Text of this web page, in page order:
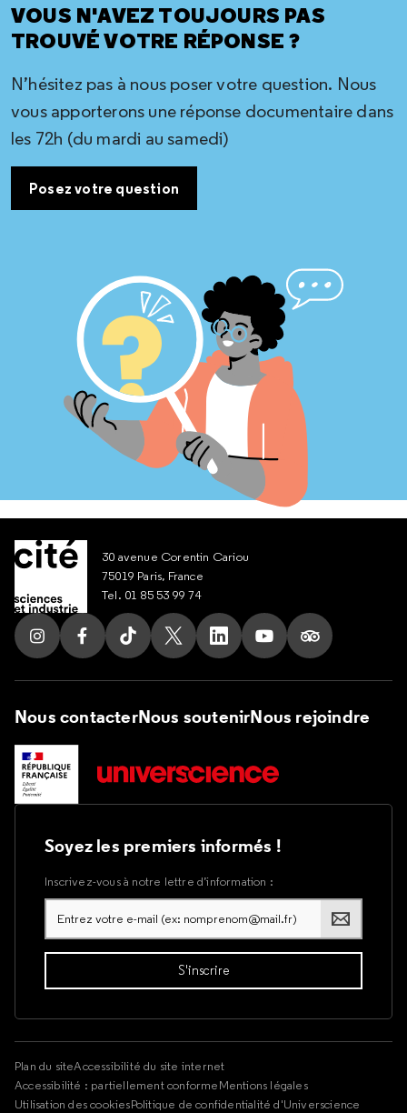
VOUS N'AVEZ TOUJOURS PAS
TROUVÉ VOTRE RÉPONSE ?
N’hésitez pas à nous poser votre question. Nous
vous apporterons une réponse documentaire dans
les 72h (du mardi au samedi)
Posez votre question
30 avenue Corentin Cariou
75019 Paris, France
Tel. 01 85 53 99 74
Suivez nous sur Instagram
Suivez nous sur Facebook
Suivez nous sur Tik Tok
Suivez nous sur X
Suivez nous sur LinkedIn
Suivez nous sur
Suivez nous
Nous contacterNous soutenirNous rejoindre
Soyez les premiers informés !
Inscrivez-vous à notre lettre d’information :
Plan du siteAccessibilité du site internet
Accessibilité : partiellement conformeMentions légales
Utilisation des cookiesPolitique de confidentialité d'Universcience